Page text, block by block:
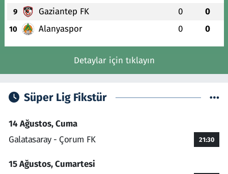
9 Gaziantep FK 0 0
10 Alanyaspor 0 0
Detaylar için tıklayın
Süper Lig Fikstür
14 Ağustos, Cuma
Galatasaray - Çorum FK
21:30
15 Ağustos, Cumartesi